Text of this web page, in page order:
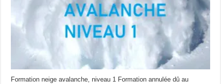
Formation neige avalanche, niveau 1 Formation annulée dû au